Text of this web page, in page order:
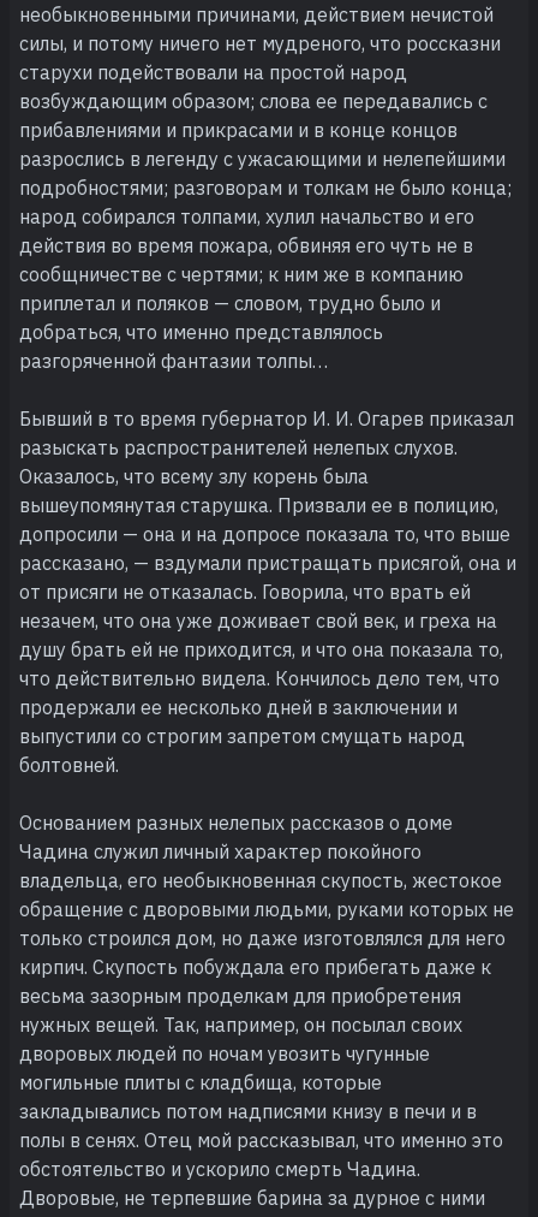
необыкновенными причинами, действием нечистой
силы, и потому ничего нет мудреного, что россказни
старухи подействовали на простой народ
возбуждающим образом; слова ее передавались с
прибавлениями и прикрасами и в конце концов
разрослись в легенду с ужасающими и нелепейшими
подробностями; разговорам и толкам не было конца;
народ собирался толпами, хулил начальство и его
действия во время пожара, обвиняя его чуть не в
сообщничестве с чертями; к ним же в компанию
приплетал и поляков — словом, трудно было и
добраться, что именно представлялось
разгоряченной фантазии толпы…
Бывший в то время губернатор И. И. Огарев приказал
разыскать распространителей нелепых слухов.
Оказалось, что всему злу корень была
вышеупомянутая старушка. Призвали ее в полицию,
допросили — она и на допросе показала то, что выше
рассказано, — вздумали пристращать присягой, она и
от присяги не отказалась. Говорила, что врать ей
незачем, что она уже доживает свой век, и греха на
душу брать ей не приходится, и что она показала то,
что действительно видела. Кончилось дело тем, что
продержали ее несколько дней в заключении и
выпустили со строгим запретом смущать народ
болтовней.
Основанием разных нелепых рассказов о доме
Чадина служил личный характер покойного
владельца, его необыкновенная скупость, жестокое
обращение с дворовыми людьми, руками которых не
только строился дом, но даже изготовлялся для него
кирпич. Скупость побуждала его прибегать даже к
весьма зазорным проделкам для приобретения
нужных вещей. Так, например, он посылал своих
дворовых людей по ночам увозить чугунные
могильные плиты с кладбища, которые
закладывались потом надписями книзу в печи и в
полы в сенях. Отец мой рассказывал, что именно это
обстоятельство и ускорило смерть Чадина.
Дворовые, не терпевшие барина за дурное с ними